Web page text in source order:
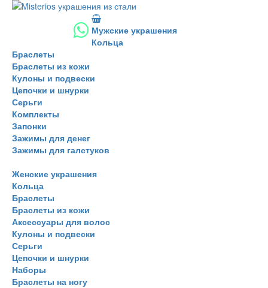
Мужские украшения
Кольца
Браслеты
Браслеты из кожи
Кулоны и подвески
Цепочки и шнурки
Серьги
Комплекты
Запонки
Зажимы для денег
Зажимы для галстуков
Женские украшения
Кольца
Браслеты
Браслеты из кожи
Аксессуары для волос
Кулоны и подвески
Серьги
Цепочки и шнурки
Наборы
Браслеты на ногу